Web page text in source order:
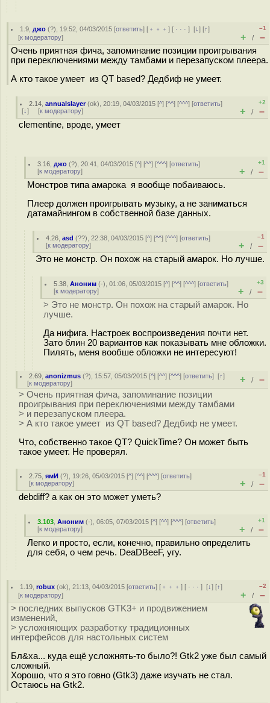
1.9 джо (?), 19:52, 04/03/2015 [ответить] [ ﹢﹢﹢] [ · · ·][↓] [↑]
[к модератору]
–1
+ / –
Очень приятная фича, запоминание позиции проигрывания
при переключениями между тамбами и перезапуском плеера.
А кто такое умеет из QT based? Дедбиф не умеет.
2.14 ,annualslayer(ok), 20:19, 04/03/2015 [^] [^^] [^^^] [ответить]
[↓] [к модератору]
+2
+ / –
clementine, вроде, умеет
3.16 джо (?), 20:41, 04/03/2015 [^] [^^] [^^^] [ответить]
[к модератору]
+1
+ / –
Монстров типа амарока я вообще побаиваюсь.
Плеер должен проигрывать музыку, а не заниматься
датамайнингом в собственной базе данных.
4.26 ,asd (??), 22:38, 04/03/2015 [^] [^^] [^^^] [ответить]
[к модератору]
–1
+ / –
Это не монстр. Он похож на старый амарок. Но лучше.
5.38 ,Аноним (-), 01:06, 05/03/2015 [^] [^^] [^^^] [ответить]
[к модератору]
+3
+ / –
> Это не монстр. Он похож на старый амарок. Но
лучше.
Да нифига. Настроек воспроизведения почти нет.
Зато блин 20 вариантов как показывать мне обложки.
Пилять, меня вообше обложки не интересуют!
2.69 ,anonizmus (?), 15:57, 05/03/2015 [^] [^^] [^^^] [ответить][↑]
[к модератору] + / –
> Очень приятная фича, запоминание позиции
проигрывания при переключениями между тамбами
> и перезапуском плеера.
> А кто такое умеет из QT based? Дедбиф не умеет.
Что, собственно такое QT? QuickTime? Он может быть
такое умеет. Не проверял.
2.75 ,ямИ (?), 19:26, 05/03/2015 [^] [^^] [^^^] [ответить]
[к модератору]
–1
+ / –
debdiff? а как он это может уметь?
3.103 ,Аноним (-), 06:05, 07/03/2015 [^] [^^] [^^^] [ответить]
[к модератору]
+1
+ / –
Легко и просто, если, конечно, правильно определить
для себя, о чем речь. DeaDBeeF, угу.
1.19 ,robux (ok), 21:13, 04/03/2015 [ответить] [ ﹢﹢﹢] [ · · ·][↓] [↑]
[к модератору]
–2
+ / –
> последних выпусков GTK3+ и продвижением
изменений,
> усложняющих разработку традиционных
интерфейсов для настольных систем
Бл&ха... куда ещё усложнять-то было?! Gtk2 уже был самый
сложный.
Хорошо, что я это говно (Gtk3) даже изучать не стал.
Остаюсь на Gtk2.